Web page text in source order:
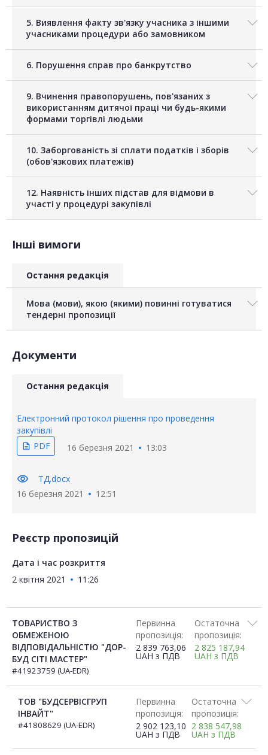
5. Виявлення факту зв'язку учасника з іншими
учасниками процедури або замовником
6. Порушення справ про банкрутство
9. Вчинення правопорушень, пов'язаних з
використанням дитячої праці чи будь-якими
формами торгівлі людьми
10. Заборгованість зі сплати податків і зборів
(обов'язкових платежів)
12. Наявність інших підстав для відмови в
участі у процедурі закупівлі
Інші вимоги
Остання редакція
Мова (мови), якою (якими) повинні готуватися
тендерні пропозиції
Документи
Остання редакція
Електронний протокол рішення про проведення
закупівлі
description PDF 16 березня 2021 13:03
visibility
ТД.docx
16 березня 2021
12:51
Реєстр пропозицій
Дата і час розкриття
2 квітня 2021
11:26
ТОВАРИСТВО З
ОБМЕЖЕНОЮ
ВІДПОВІДАЛЬНІСТЮ "ДОР-
БУД СІТІ МАСТЕР"
#41923759 (UA-EDR)
Первинна
пропозиція:
2 839 763,06
UAH з ПДВ
Остаточна
пропозиція:
2 825 187,94
UAH з ПДВ
ТОВ "БУДСЕРВІСГРУП
ІНВАЙТ"
#41808629 (UA-EDR)
Первинна
пропозиція:
2 902 123,10
UAH з ПДВ
Остаточна
пропозиція:
2 838 547,98
UAH з ПДВ